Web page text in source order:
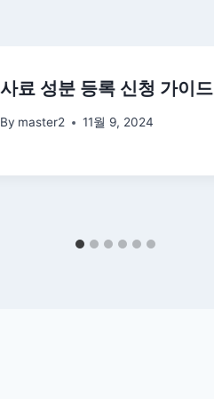
사료 성분 등록 신청 가이드
By master2 11월 9, 2024